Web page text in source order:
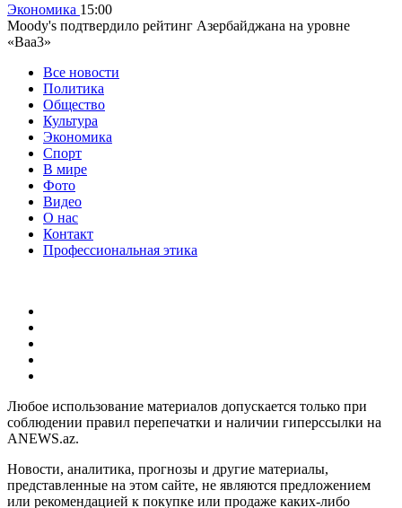
Экономика 15:00
Moody's подтвердило рейтинг Азербайджана на уровне
«Baa3»
Все новости
Политика
Общество
Культура
Экономика
Спорт
В мире
Фото
Видео
О нас
Контакт
Профессиональная этика
Любое использование материалов допускается только при
соблюдении правил перепечатки и наличии гиперссылки на
ANEWS.az.
Новости, аналитика, прогнозы и другие материалы,
представленные на этом сайте, не являются предложением
или рекомендацией к покупке или продаже каких-либо